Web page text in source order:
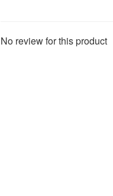
No review for this product